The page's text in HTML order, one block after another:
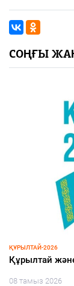
СОҢҒЫ
ҚҰРЫЛТАЙ-2026
Құрылтай және
08 тамыз 2026